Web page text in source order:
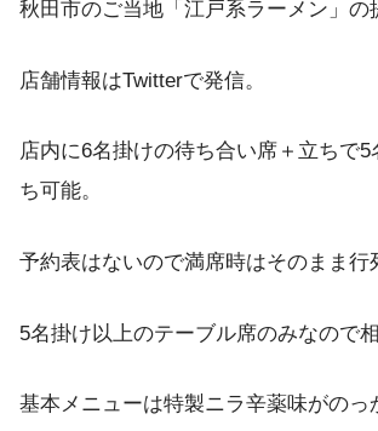
秋田市のご当地「江戸系ラーメン」の
店舗情報はTwitterで発信。
店内に6名掛けの待ち合い席＋立ちで
ち可能。
予約表はないので満席時はそのまま行
5名掛け以上のテーブル席のみなので相
基本メニューは特製ニラ辛薬味がのっ